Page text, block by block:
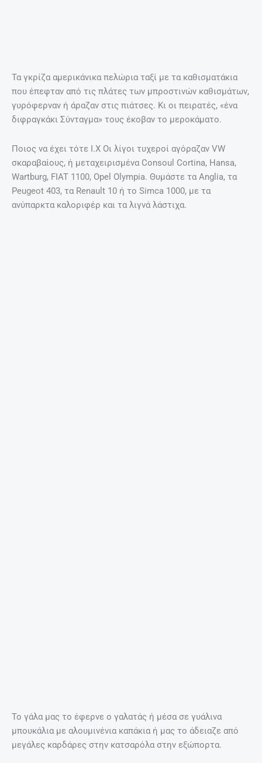
Τα γκρίζα αμερικάνικα πελώρια ταξί με τα καθισματάκια
που έπεφταν από τις πλάτες των μπροστινών καθισμάτων,
γυρόφερναν ή άραζαν στις πιάτσες. Κι οι πειρατές, «ένα
διφραγκάκι Σύνταγμα» τους έκοβαν το μεροκάματο.
Ποιος να έχει τότε Ι.Χ Οι λίγοι τυχεροί αγόραζαν VW
σκαραβαίους, ή μεταχειρισμένα Consoul Cortina, Hansa,
Wartburg, FIAT 1100, Opel Olympia. Θυμάστε τα Anglia, τα
Peugeot 403, τα Renault 10 ή το Simca 1000, με τα
ανύπαρκτα καλοριφέρ και τα λιγνά λάστιχα.
Το γάλα μας το έφερνε ο γαλατάς ή μέσα σε γυάλινα
μπουκάλια με αλουμινένια καπάκια ή μας το άδειαζε από
μεγάλες καρδάρες στην κατσαρόλα στην εξώπορτα.